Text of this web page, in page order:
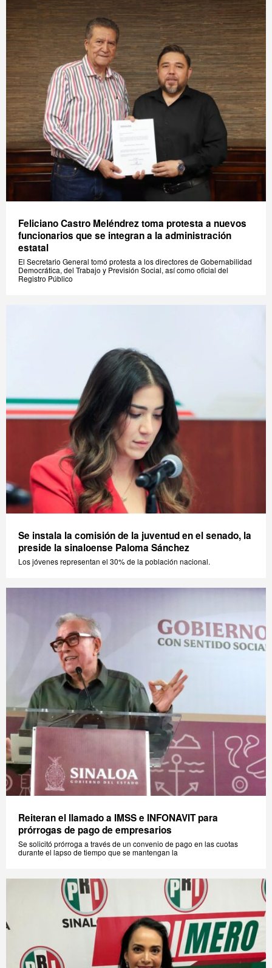
Feliciano Castro Meléndrez toma protesta a nuevos
funcionarios que se integran a la administración
estatal
El Secretario General tomó protesta a los directores de Gobernabilidad
Democrática, del Trabajo y Previsión Social, así como oficial del
Registro Público
Se instala la comisión de la juventud en el senado, la
preside la sinaloense Paloma Sánchez
Los jóvenes representan el 30% de la población nacional.
Reiteran el llamado a IMSS e INFONAVIT para
prórrogas de pago de empresarios
Se solicitó prórroga a través de un convenio de pago en las cuotas
durante el lapso de tiempo que se mantengan la